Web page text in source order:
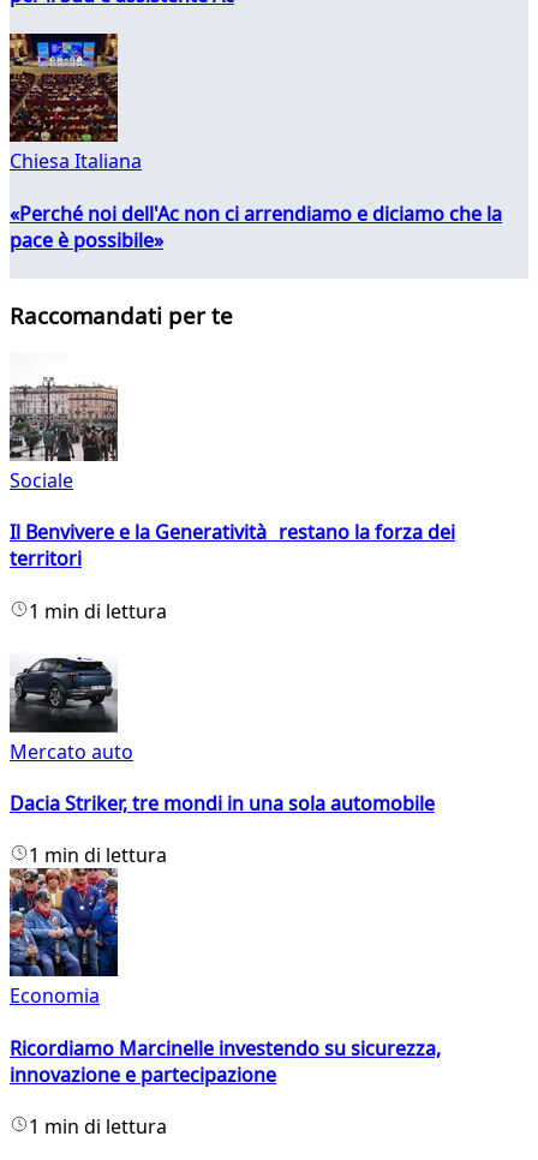
Chiesa Italiana
«Perché noi dell'Ac non ci arrendiamo e diciamo che la
pace è possibile»
Raccomandati per te
Sociale
Il Benvivere e la Generatività restano la forza dei
territori
1 min di lettura
Mercato auto
Dacia Striker, tre mondi in una sola automobile
1 min di lettura
Economia
Ricordiamo Marcinelle investendo su sicurezza,
innovazione e partecipazione
1 min di lettura